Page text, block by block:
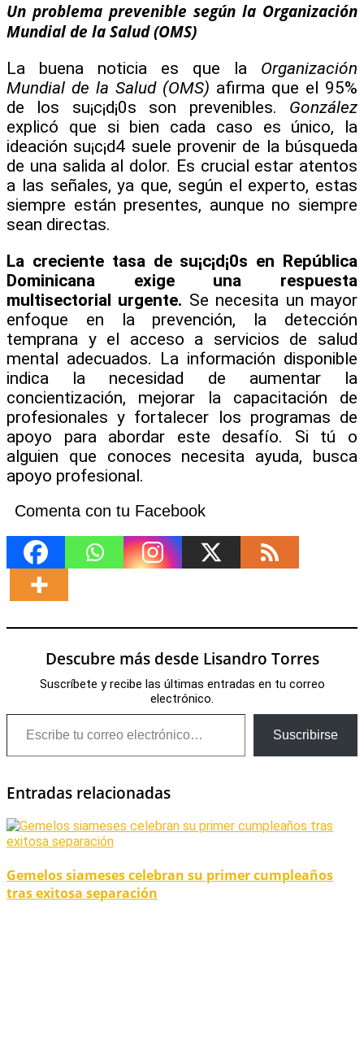
Un problema prevenible según la Organización
Mundial de la Salud (OMS)
La buena noticia es que la Organización
Mundial de la Salud (OMS) afirma que el 95%
de los su¡c¡d¡0s son prevenibles. González
explicó que si bien cada caso es único, la
ideación su¡c¡d4 suele provenir de la búsqueda
de una salida al dolor. Es crucial estar atentos
a las señales, ya que, según el experto, estas
siempre están presentes, aunque no siempre
sean directas.
La creciente tasa de su¡c¡d¡0s en República
Dominicana exige una respuesta
multisectorial urgente. Se necesita un mayor
enfoque en la prevención, la detección
temprana y el acceso a servicios de salud
mental adecuados. La información disponible
indica la necesidad de aumentar la
concientización, mejorar la capacitación de
profesionales y fortalecer los programas de
apoyo para abordar este desafío. Si tú o
alguien que conoces necesita ayuda, busca
apoyo profesional.
Comenta con tu Facebook
Descubre más desde Lisandro Torres
Suscríbete y recibe las últimas entradas en tu correo
electrónico.
Escribe tu correo electrónico…
Suscribirse
Entradas relacionadas
Gemelos siameses celebran su primer cumpleaños
tras exitosa separación